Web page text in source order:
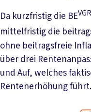
Da kurzfristig die BEVGR
mittelfristig die
ohne beitragsfreie
über drei
und Auf, welches
Rentenerhöhung führt.